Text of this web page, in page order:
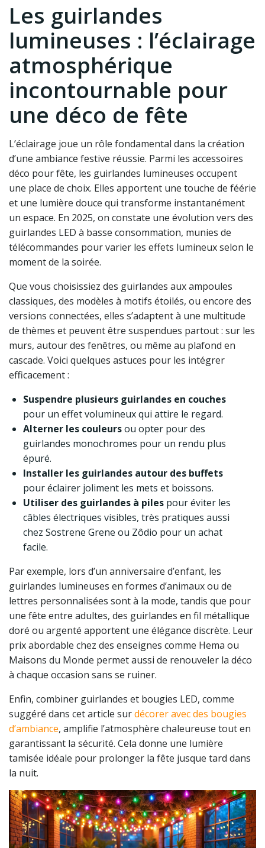
Les guirlandes
lumineuses : l’éclairage
atmosphérique
incontournable pour
une déco de fête
L’éclairage joue un rôle fondamental dans la création
d’une ambiance festive réussie. Parmi les accessoires
déco pour fête, les guirlandes lumineuses occupent
une place de choix. Elles apportent une touche de féérie
et une lumière douce qui transforme instantanément
un espace. En 2025, on constate une évolution vers des
guirlandes LED à basse consommation, munies de
télécommandes pour varier les effets lumineux selon le
moment de la soirée.
Que vous choisissiez des guirlandes aux ampoules
classiques, des modèles à motifs étoilés, ou encore des
versions connectées, elles s’adaptent à une multitude
de thèmes et peuvent être suspendues partout : sur les
murs, autour des fenêtres, ou même au plafond en
cascade. Voici quelques astuces pour les intégrer
efficacement :
Suspendre plusieurs guirlandes en couches
pour un effet volumineux qui attire le regard.
Alterner les couleursou opter pour des
guirlandes monochromes pour un rendu plus
épuré.
Installer les guirlandes autour des buffets
pour éclairer joliment les mets et boissons.
Utiliser des guirlandes à piles pour éviter les
câbles électriques visibles, très pratiques aussi
chez Sostrene Grene ou Zôdio pour un achat
facile.
Par exemple, lors d’un anniversaire d’enfant, les
guirlandes lumineuses en formes d’animaux ou de
lettres personnalisées sont à la mode, tandis que pour
une fête entre adultes, des guirlandes en fil métallique
doré ou argenté apportent une élégance discrète. Leur
prix abordable chez des enseignes comme Hema ou
Maisons du Monde permet aussi de renouveler la déco
à chaque occasion sans se ruiner.
Enfin, combiner guirlandes et bougies LED, comme
suggéré dans cet article surdécorer avec des bougies
d’ambiance, amplifie l’atmosphère chaleureuse tout en
garantissant la sécurité. Cela donne une lumière
tamisée idéale pour prolonger la fête jusque tard dans
la nuit.